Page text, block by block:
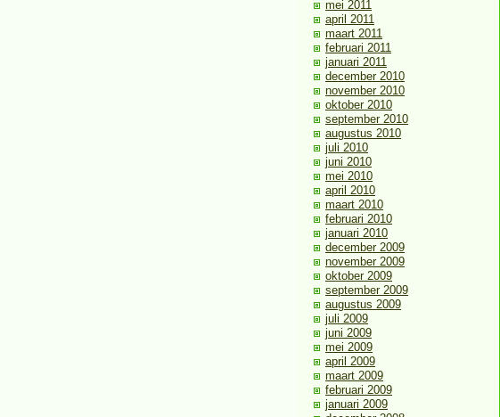
mei 2011
april 2011
maart 2011
februari 2011
januari 2011
december 2010
november 2010
oktober 2010
september 2010
augustus 2010
juli 2010
juni 2010
mei 2010
april 2010
maart 2010
februari 2010
januari 2010
december 2009
november 2009
oktober 2009
september 2009
augustus 2009
juli 2009
juni 2009
mei 2009
april 2009
maart 2009
februari 2009
januari 2009